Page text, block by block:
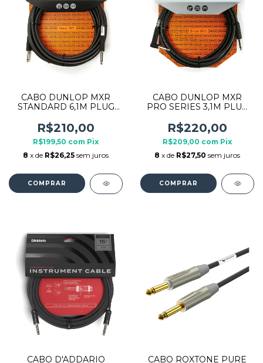
CABO DUNLOP MXR
STANDARD 6,1M PLUG
R$210,00
R$199,50 com Pix
8 x de R$26,25 sem juros
CABO DUNLOP MXR
PRO SERIES 3,1M PLUG
R$220,00
R$209,00 com Pix
8 x de R$27,50 sem juros
CABO D'ADDARIO
CABO ROXTONE PURE